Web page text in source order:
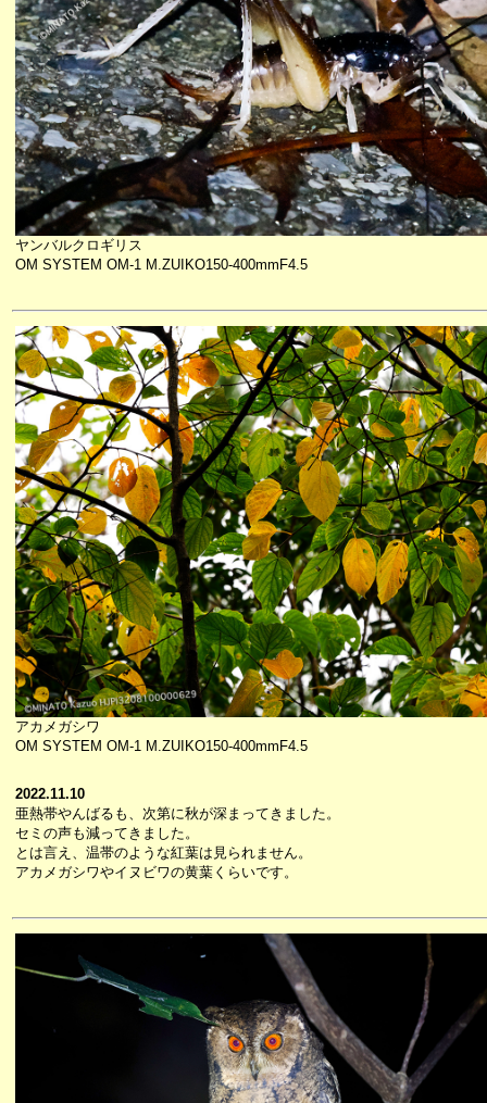
ヤンバルクロギリス
OM SYSTEM OM-1 M.ZUIKO150-400mmF4.5
アカメガシワ
OM SYSTEM OM-1 M.ZUIKO150-400mmF4.5
2022.11.10
亜熱帯やんばるも、次第に秋が深まってきました。
セミの声も減ってきました。
とは言え、温帯のような紅葉は見られません。
アカメガシワやイヌビワの黄葉くらいです。